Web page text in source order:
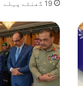
19 گھنٹے پہلے